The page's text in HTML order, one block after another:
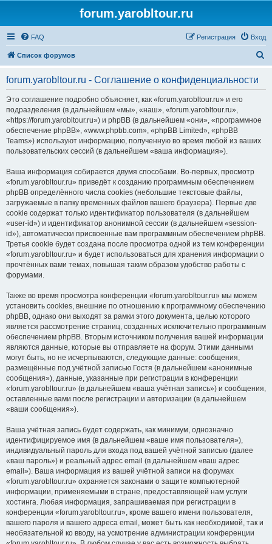
forum.yarobltour.ru
FAQ Вход
Регистрация
Список форумов
forum.yarobltour.ru - Соглашение о конфиденциальности
Это соглашение подробно объясняет, как «forum.yarobltour.ru» и его
подразделения (в дальнейшем «мы», «наш», «forum.yarobltour.ru»,
«https://forum.yarobltour.ru») и phpBB (в дальнейшем «они», «программное
обеспечение phpBB», «www.phpbb.com», «phpBB Limited», «phpBB
Teams») используют информацию, полученную во время любой из ваших
пользовательских сессий (в дальнейшем «ваша информация»).
Ваша информация собирается двумя способами. Во-первых, просмотр
«forum.yarobltour.ru» приведёт к созданию программным обеспечением
phpBB определённого числа cookies (небольшие текстовые файлы,
загружаемые в папку временных файлов вашего браузера). Первые две
cookie содержат только идентификатор пользователя (в дальнейшем
«user-id») и идентификатор анонимной сессии (в дальнейшем «session-
id»), автоматически присвоенные вам программным обеспечением phpBB.
Третья cookie будет создана после просмотра одной из тем конференции
«forum.yarobltour.ru» и будет использоваться для хранения информации о
прочтённых вами темах, повышая таким образом удобство работы с
форумами.
Также во время просмотра конференции «forum.yarobltour.ru» мы можем
установить cookies, внешние по отношению к программному обеспечению
phpBB, однако они выходят за рамки этого документа, целью которого
является рассмотрение страниц, созданных исключительно программным
обеспечением phpBB. Вторым источником получения вашей информации
являются данные, которые вы отправляете на форум. Этими данными
могут быть, но не исчерпываются, следующие данные: сообщения,
размещённые под учётной записью Гостя (в дальнейшем «анонимные
сообщения»), данные, указанные при регистрации в конференции
«forum.yarobltour.ru» (в дальнейшем «ваша учётная запись») и сообщения,
оставленные вами после регистрации и авторизации (в дальнейшем
«ваши сообщения»).
Ваша учётная запись будет содержать, как минимум, однозначно
идентифицируемое имя (в дальнейшем «ваше имя пользователя»),
индивидуальный пароль для входа под вашей учётной записью (далее
«ваш пароль») и реальный адрес email (в дальнейшем «ваш адрес
email»). Ваша информация из вашей учётной записи на форумах
«forum.yarobltour.ru» охраняется законами о защите компьютерной
информации, применяемыми в стране, предоставляющей нам услуги
хостинга. Любая информация, запрашиваемая при регистрации в
конференции «forum.yarobltour.ru», кроме вашего имени пользователя,
вашего пароля и вашего адреса email, может быть как необходимой, так и
необязательной ко вводу, на усмотрение администрации конференции